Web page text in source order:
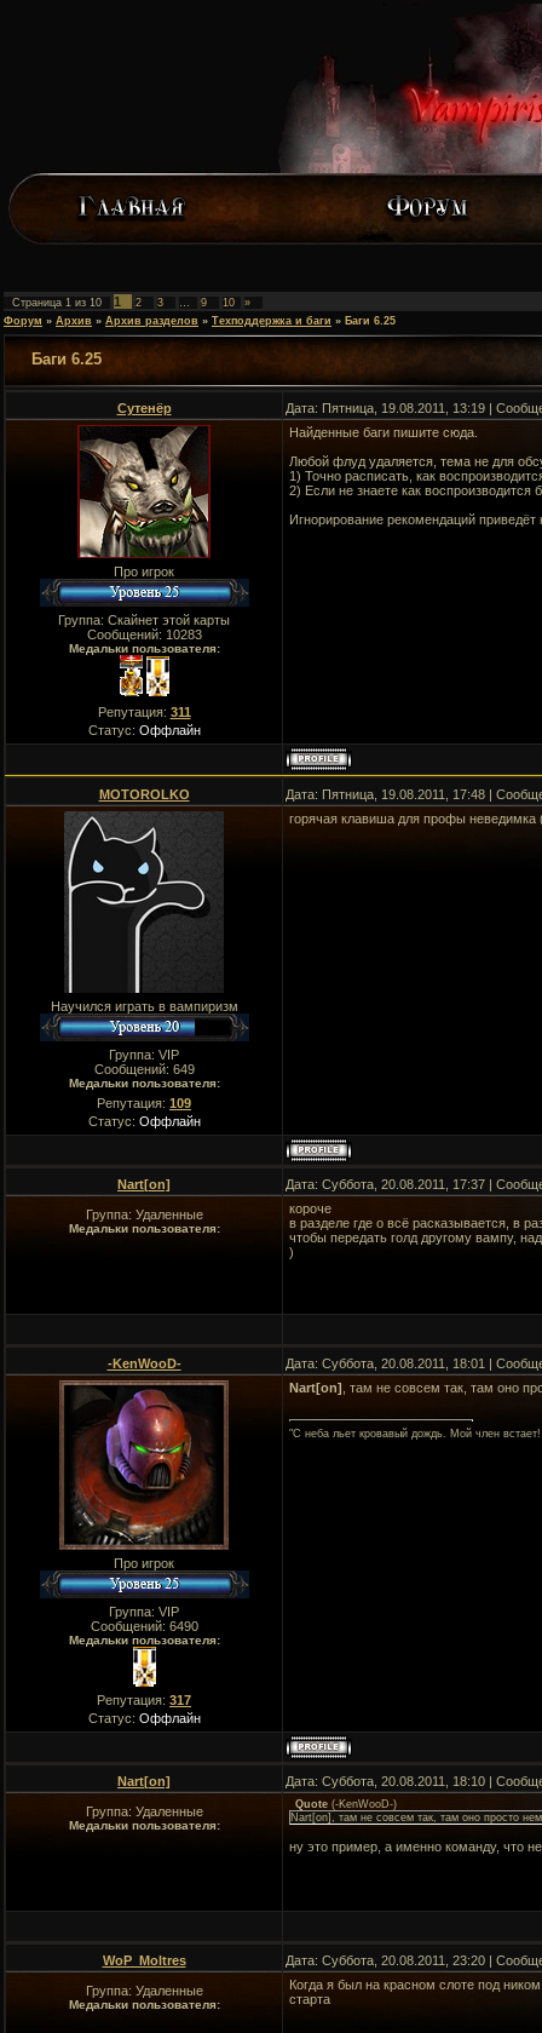
Страница 1 из 10 1 2 3 … 9 10
»
Форум » Архив » Архив разделов » Техподдержка и баги » Баги 6.25
Баги 6.25
Сутенёр Дата: Пятница, 19.08.2011, 13:19 |
Про игрок
Группа: Скайнет этой карты
Сообщений: 10283
Медальки пользователя:
Репутация: 311
Статус: Оффлайн
Найденные баги пишите сюда.
Любой флуд удаляется, тема не для
1) Точно расписать, как
2) Если не знаете как воспроизводится
Игнорирование рекомендаций
MOTOROLKO Дата: Пятница, 19.08.2011, 17:48 |
Научился играть в вампиризм
Группа: VIP
Сообщений: 649
Медальки пользователя:
Репутация: 109
Статус: Оффлайн
горячая клавиша для профы неведимка
Nart[on] Дата: Суббота, 20.08.2011, 17:37 |
Группа: Удаленные
Медальки пользователя:
короче
в разделе где о всё расказывается, в
чтобы передать голд другому вампу,
)
-KenWooD- Дата: Суббота, 20.08.2011, 18:01 |
Про игрок
Группа: VIP
Сообщений: 6490
Медальки пользователя:
Репутация: 317
Статус: Оффлайн
Nart[on] , там не совсем так, там оно
"C неба льет кровавый дождь. Мой член
Nart[on] Дата: Суббота, 20.08.2011, 18:10 |
Группа: Удаленные
Медальки пользователя:
Quote (-KenWooD-)
Nart[on], там не совсем так, там оно просто
ну это пример, а именно команду, что
WoP_Moltres Дата: Суббота, 20.08.2011, 23:20 |
Группа: Удаленные
Медальки пользователя:
Когда я был на красном слоте под
старта